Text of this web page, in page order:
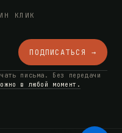
КЛИК
ПОДПИСАТЬСЯ →
письма. Без передачи
в любой момент.